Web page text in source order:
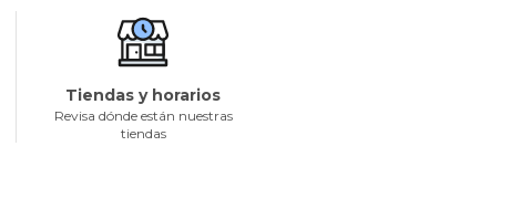
Tiendas y horarios
Revisa dónde están nuestras
tiendas